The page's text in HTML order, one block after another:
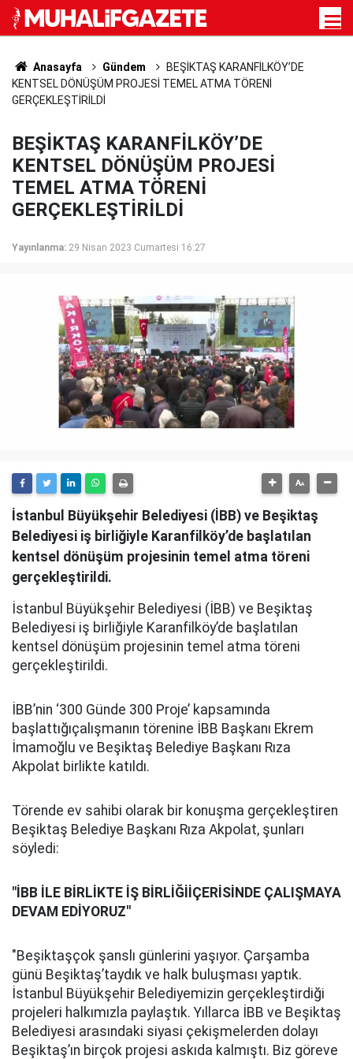
Anasayfa Gündem
BEŞİKTAŞ KARANFİLKÖY’DE
KENTSEL DÖNÜŞÜM PROJESİ TEMEL ATMA TÖRENİ
GERÇEKLEŞTİRİLDİ
BEŞİKTAŞ KARANFİLKÖY’DE
KENTSEL DÖNÜŞÜM PROJESİ
TEMEL ATMA TÖRENİ
GERÇEKLEŞTİRİLDİ
Yayınlanma: 29 Nisan 2023 Cumartesi 16:27
İstanbul Büyükşehir Belediyesi (İBB) ve Beşiktaş
Belediyesi iş birliğiyle Karanfilköy’de başlatılan
kentsel dönüşüm projesinin temel atma töreni
gerçekleştirildi.
İstanbul Büyükşehir Belediyesi (İBB) ve Beşiktaş
Belediyesi iş birliğiyle Karanfilköy’de başlatılan
kentsel dönüşüm projesinin temel atma töreni
gerçekleştirildi.
İBB’nin ‘300 Günde 300 Proje’ kapsamında
başlattığıçalışmanın törenine İBB Başkanı Ekrem
İmamoğlu ve Beşiktaş Belediye Başkanı Rıza
Akpolat birlikte katıldı.
Törende ev sahibi olarak bir konuşma gerçekleştiren
Beşiktaş Belediye Başkanı Rıza Akpolat, şunları
söyledi:
"İBB İLE BİRLİKTE İŞ BİRLİĞİİÇERİSİNDE ÇALIŞMAYA
DEVAM EDİYORUZ"
"Beşiktaşçok şanslı günlerini yaşıyor. Çarşamba
günü Beşiktaş’taydık ve halk buluşması yaptık.
İstanbul Büyükşehir Belediyemizin gerçekleştirdiği
projeleri halkımızla paylaştık. Yıllarca İBB ve Beşiktaş
Belediyesi arasındaki siyasi çekişmelerden dolayı
Beşiktaş’ın birçok projesi askıda kalmıştı. Biz göreve